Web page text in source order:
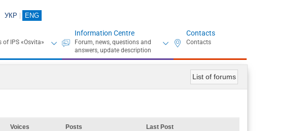
УКР ENG
Information Centre Contacts
List of forums
Voices Posts Last Post